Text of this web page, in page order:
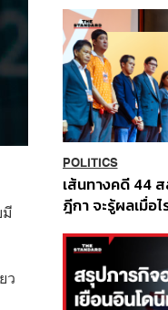
ว
POLITICS
เส้นทางคดี 44
ฎีกา จะรู้ผลเมื่อไ